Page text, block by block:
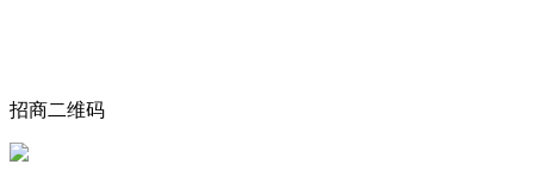
招商二维码